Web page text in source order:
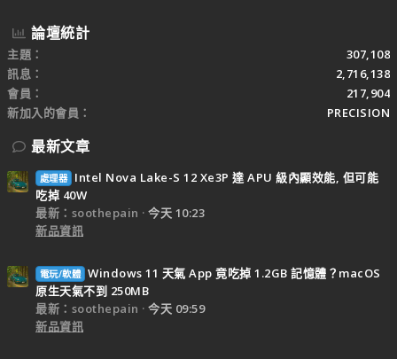
論壇統計
主題
307,108
訊息
2,716,138
會員
217,904
新加入的會員
PRECISION
最新文章
處理器
Intel Nova Lake-S 12 Xe3P 達 APU 級內顯效能, 但可能
吃掉 40W
最新：soothepain
今天 10:23
新品資訊
電玩/軟體 Windows 11 天氣 App 竟吃掉 1.2GB 記憶體？macOS
原生天氣不到 250MB
最新：soothepain
今天 09:59
新品資訊